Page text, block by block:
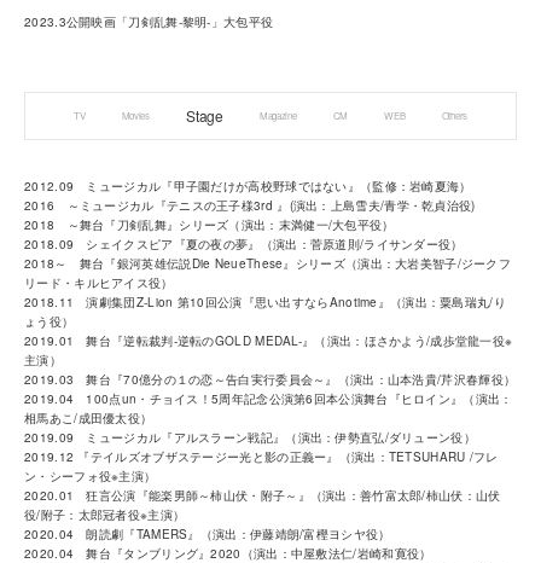
2023.3公開映画「刀剣乱舞‐黎明‐」大包平役
TV Movies Stage Magazine CM WEB Others
2012.09 ミュージカル『甲子園だけが高校野球ではない』（監修：岩崎夏海）
2016 ～ミュージカル『テニスの王子様3rd 』(演出：上島雪夫/青学・乾貞治役)
2018 ～舞台『刀剣乱舞』シリーズ（演出：末満健一/大包平役）
2018.09 シェイクスピア『夏の夜の夢』（演出：菅原道則/ライサンダー役）
2018～ 舞台『銀河英雄伝説Die NeueThese』シリーズ（演出：大岩美智子/ジークフ
リード・キルヒアイス役）
2018.11 演劇集団Z-Lion 第10回公演『思い出すならAnotime』（演出：粟島瑞丸/り
ょう役）
2019.01 舞台『逆転裁判-逆転のGOLD MEDAL-』（演出：ほさかよう/成歩堂龍一役※
主演）
2019.03 舞台『70億分の１の恋～告白実行委員会～』（演出：山本浩貴/芹沢春輝役）
2019.04 100点un・チョイス！5周年記念公演第6回本公演舞台『ヒロイン』（演出：
相馬あこ/成田優太役）
2019.09 ミュージカル『アルスラーン戦記』（演出：伊勢直弘/ダリューン役）
2019.12 『テイルズオブザステージー光と影の正義ー』（演出：TETSUHARU /フレ
ン・シーフォ役※主演）
2020.01 狂言公演『能楽男師～柿山伏・附子～』（演出：善竹富太郎/柿山伏：山伏
役/附子：太郎冠者役※主演）
2020.04 朗読劇『TAMERS』（演出：伊藤靖朗/富樫ヨシヤ役）
2020.04 舞台『タンブリング』2020（演出：中屋敷法仁/岩崎和寛役）